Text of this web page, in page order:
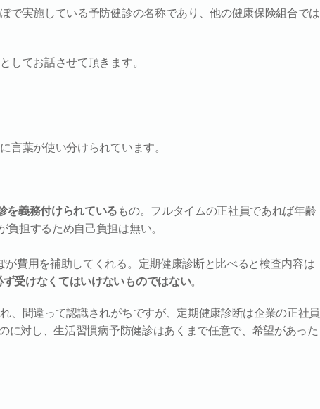
で実施している予防健診の名称であり、他の健康保険組合では
してお話させて頂きます。
言葉が使い分けられています。
を義務付けられている もの。フルタイムの正社員であれば年齢
担するため自己負担は無い。
費用を補助してくれる。定期健康診断と比べると検査内容は
受けなくてはいけないものではない。
、間違って認識されがちですが、定期健康診断は企業の正社員
に対し、生活習慣病予防健診はあくまで任意で、希望があった